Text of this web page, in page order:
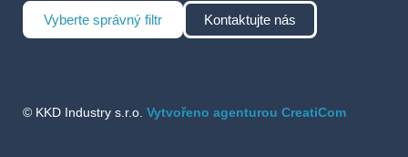
Vyberte správný filtr Kontaktujte nás
© KKD Industry s.r.o. Vytvořeno agenturou CreatiCom